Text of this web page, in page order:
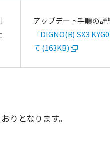
アップデート手順の詳
「DIGNO(R) SX3
て (163KB)
りとなります。